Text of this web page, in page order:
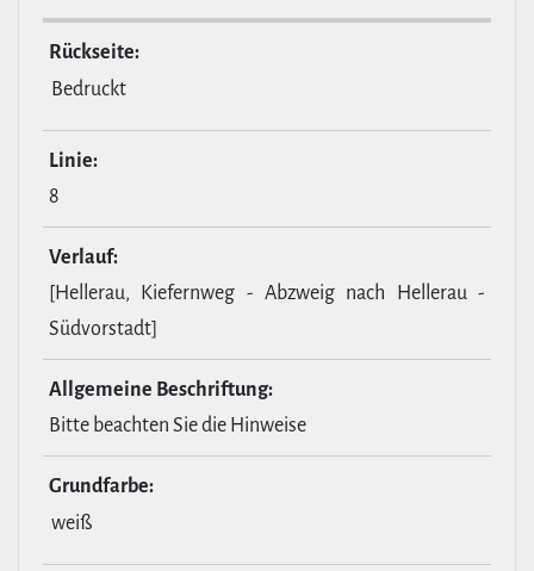
Rückseite:
Bedruckt
Linie:
8
Verlauf:
[Hellerau, Kiefernweg - Abzweig nach Hellerau -
Südvorstadt]
All­ge­meine Beschrif­tung:
Bitte beachten Sie die Hinweise
Grund­farbe:
weiß